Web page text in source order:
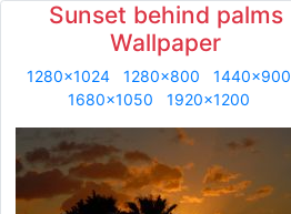
Sunset behind palms
Wallpaper
1280x1024 1280x800
1440x900
1680x1050
1920x1200